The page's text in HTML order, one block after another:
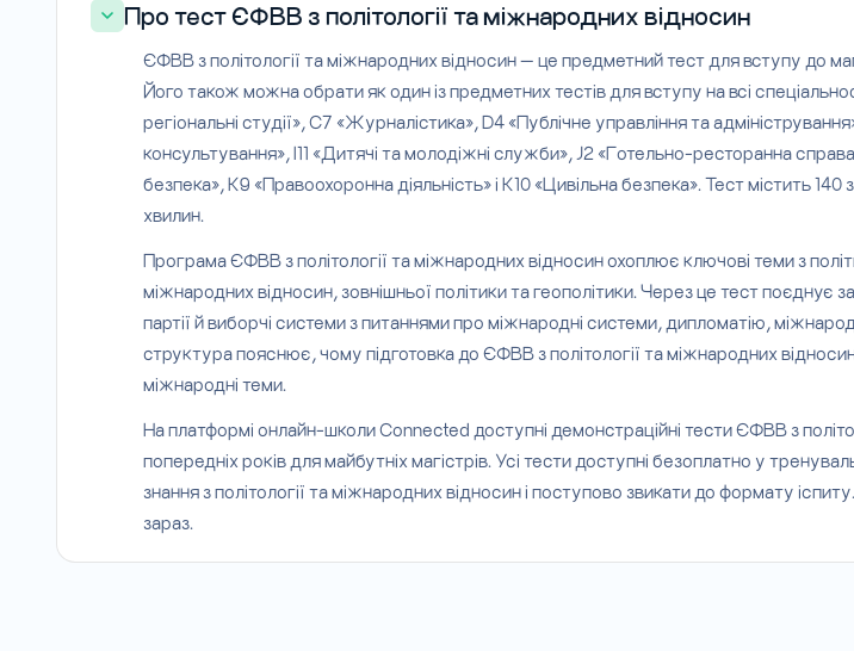
Про тест ЄФВВ з політології та міжнародних відносин
ЄФВВ з політології та міжнародних відносин — це предметний тест для вступу до
Його також можна обрати як один із предметних тестів для вступу на всі
регіональні студії», С7 «Журналістика», D4 «Публічне управління та
консультування», І11 «Дитячі та молодіжні служби», J2 «Готельно-ресторанна
безпека», К9 «Правоохоронна діяльність» і К10 «Цивільна безпека». Тест містить
хвилин.
Програма ЄФВВ з політології та міжнародних відносин охоплює ключові теми з
міжнародних відносин, зовнішньої політики та геополітики. Через це тест поєднує
партії й виборчі системи з питаннями про міжнародні системи, дипломатію,
структура пояснює, чому підготовка до ЄФВВ з політології та міжнародних
міжнародні теми.
На платформі онлайн-школи Connected доступні демонстраційні тести ЄФВВ з
попередніх років для майбутніх магістрів. Усі тести доступні безоплатно у
знання з політології та міжнародних відносин і поступово звикати до формату
зараз.